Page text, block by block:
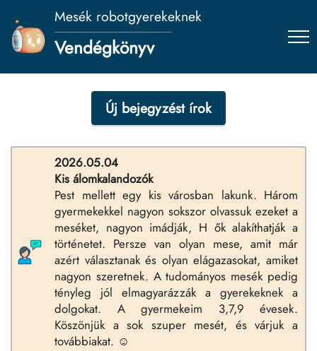
Mesék robotgyerekeknek
Vendégkönyv
Új bejegyzést írok
2026.05.04
Kis álomkalandozók
Pest mellett egy kis városban lakunk. Három
gyermekekkel nagyon sokszor olvassuk ezeket a
meséket, nagyon imádják, H ők alakíthatják a
történetet. Persze van olyan mese, amit már
azért választanak és olyan elágazasokat, amiket
nagyon szeretnek. A tudományos mesék pedig
tényleg jól elmagyarázzák a gyerekeknek a
dolgokat. A gyermekeim 3,7,9 évesek.
Köszönjük a sok szuper mesét, és várjuk a
továbbiakat. ☺️